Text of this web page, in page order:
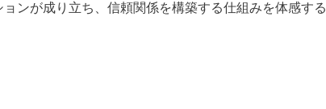
ンが成り立ち、信頼関係を構築する仕組みを体感する